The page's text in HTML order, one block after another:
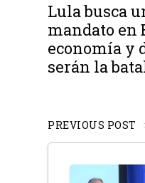
Lula busca
mandato en
economía y
serán la
PREVIOUS POST